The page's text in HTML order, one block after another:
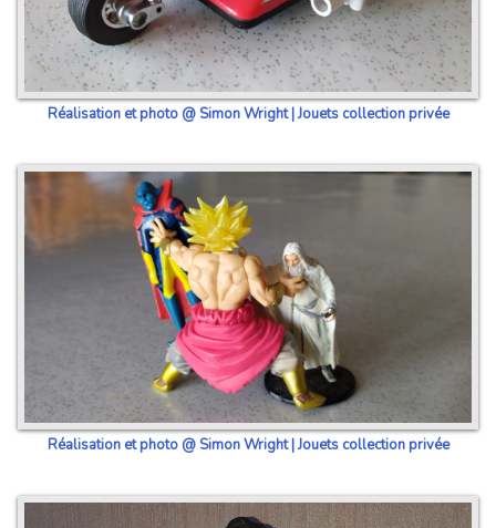
Réalisation et photo @ Simon Wright | Jouets collection privée
Réalisation et photo @ Simon Wright | Jouets collection privée